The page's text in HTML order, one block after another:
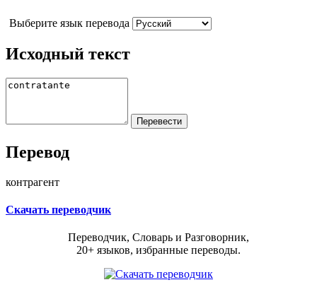
Выберите язык перевода
Исходный текст
Перевод
контрагент
Скачать переводчик
Переводчик, Словарь и Разговорник,
20+ языков, избранные переводы.